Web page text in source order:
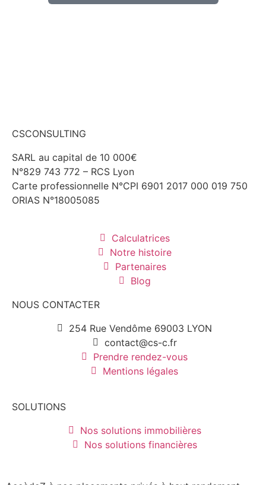
CSCONSULTING
SARL au capital de 10 000€
N°829 743 772 – RCS Lyon
Carte professionnelle N°CPI 6901 2017 000 019 750
ORIAS N°18005085
Calculatrices
Notre histoire
Partenaires
Blog
NOUS CONTACTER
254 Rue Vendôme 69003 LYON
contact@cs-c.fr
Prendre rendez-vous
Mentions légales
SOLUTIONS
Nos solutions immobilières
Nos solutions financières